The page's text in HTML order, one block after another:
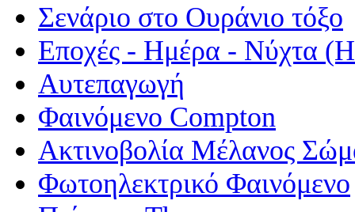
Σενάριο στο Ουράνιο τόξο
Εποχές - Ημέρα - Νύχτα
Αυτεπαγωγή
Φαινόμενο Compton
Ακτινοβολία Μέλανος
Φωτοηλεκτρικό Φαινόμενο